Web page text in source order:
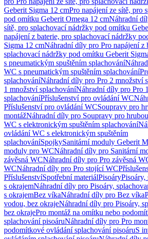
Geberit Sigma 12 cmPro napájení ze sítě, pro
pod omítku Geberit Omega 12 cmNáhradní
sítě, pro splachovací nádržky pod omítku
napájení z baterie, pro splachovací nádržky
Sigma 12 cmNáhradní díly pro Pro napájení z
splachovací nádržky pod omítku Geberit
s pneumatickým spuštěním splachování
WC s pneumatickým spuštěním splachování
splachováníNáhradní díly pro Pro 2 množství
1 množství splachováníNáhradní díly pro Pro
splachováníPříslušenství pro ovládání WC
Příslušenství pro ovládání WCSoupravy pro
montážNáhradní díly pro Soupravy pro
WC s elektronickým spuštěním splachování
ovládání WC s elektronickým spuštěním
splachováníSpojkySanitární moduly Geberit
moduly pro WCNáhradní díly pro Sanitární
závěsná WCNáhradní díly pro Pro závěsná
WCNáhradní díly pro Pro stojící WC
PříslušenstvíSpotřební materiálPisoáryPisoáry,
s okrajemNáhradní díly pro Pisoáry,
s okrajemBez víkaNáhradní díly pro Bez víka
vodou, bez okrajeNáhradní díly pro Pisoáry,
bez okrajePro montáž na omítku nebo
splachování pisoáruNáhradní díly pro Pro
podomítkové ovládání splachování pisoáruS